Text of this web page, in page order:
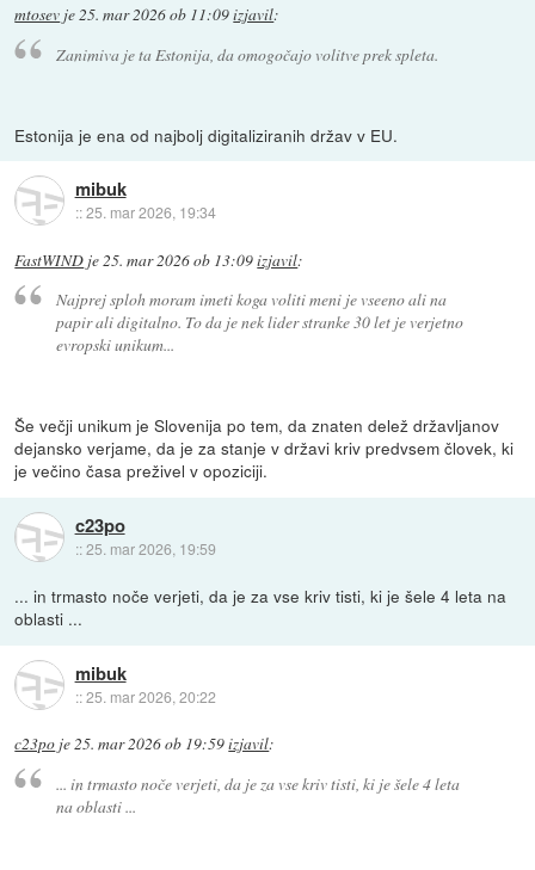
mtosev je25. mar 2026 ob 11:09izjavil:
Zanimiva je ta Estonija, da omogočajo volitve prek spleta.
Estonija je ena od najbolj digitaliziranih držav v EU.
mibuk
::25. mar 2026, 19:34
FastWIND je25. mar 2026 ob 13:09izjavil:
Najprej sploh moram imeti koga voliti meni je vseeno ali na
papir ali digitalno. To da je nek lider stranke 30 let je verjetno
evropski unikum...
Še večji unikum je Slovenija po tem, da znaten delež državljanov
dejansko verjame, da je za stanje v državi kriv predvsem človek, ki
je večino časa preživel v opoziciji.
c23po
::25. mar 2026, 19:59
... in trmasto noče verjeti, da je za vse kriv tisti, ki je šele 4 leta na
oblasti ...
mibuk
::25. mar 2026, 20:22
c23po je25. mar 2026 ob 19:59izjavil:
... in trmasto noče verjeti, da je za vse kriv tisti, ki je šele 4 leta
na oblasti ...